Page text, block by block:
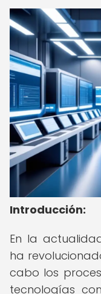
Introducción:
En la
ha
cabo los
tecnologías